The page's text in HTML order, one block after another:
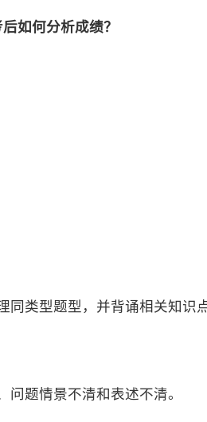
如何分析成绩？
类型题型，并背诵相关知识
题情景不清和表述不清。